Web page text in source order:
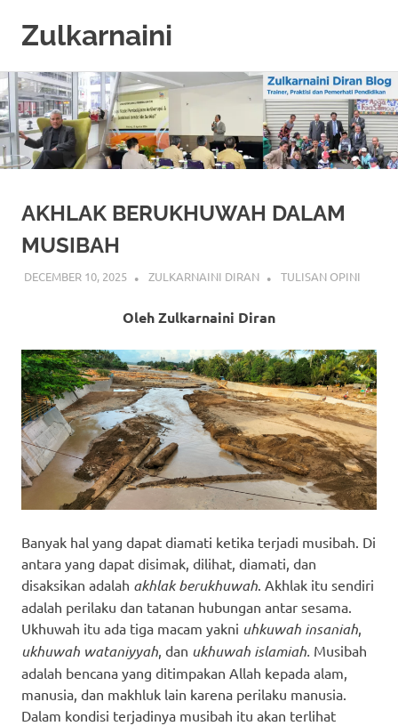
Skip
to
content
Zulkarnaini
Blog
AKHLAK BERUKHUWAH DALAM
MUSIBAH
DECEMBER 10, 2025 ZULKARNAINI DIRAN TULISAN OPINI
Oleh Zulkarnaini Diran
Banyak hal yang dapat diamati ketika terjadi musibah. Di
antara yang dapat disimak, dilihat, diamati, dan
disaksikan adalah akhlak berukhuwah . Akhlak itu sendiri
adalah perilaku dan tatanan hubungan antar sesama.
Ukhuwah itu ada tiga macam yakni uhkuwah insaniah
ukhuwah wataniyyah , dan ukhuwah islamiah. Musibah
adalah bencana yang ditimpakan Allah kepada alam,
manusia, dan makhluk lain karena perilaku manusia.
Dalam kondisi terjadinya musibah itu akan terlihat